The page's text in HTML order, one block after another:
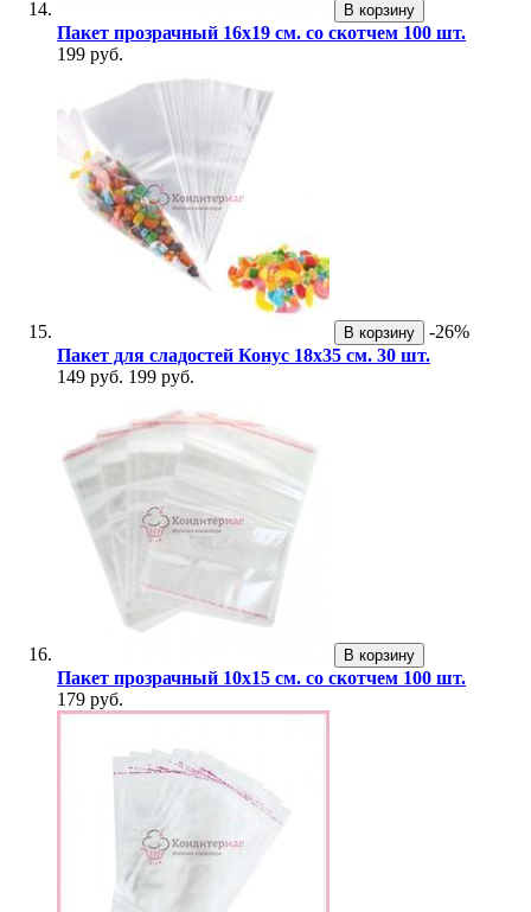
В корзину
Пакет прозрачный 16х19 см. со скотчем 100 шт.
199 руб.
В корзину
-26%
Пакет для сладостей Конус 18х35 см. 30 шт.
149 руб. 199 руб.
В корзину
Пакет прозрачный 10х15 см. со скотчем 100 шт.
179 руб.